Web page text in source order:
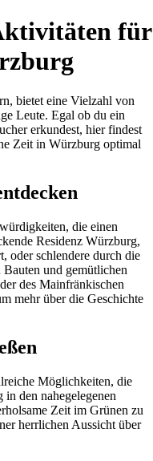
für
bietet eine Vielzahl von
Leute. Egal ob du ein
erkundest, hier findest
Zeit in Würzburg optimal
die einen
Residenz Würzburg,
oder schlendere durch die
und gemütlichen
des Mainfränkischen
mehr über die Geschichte
Möglichkeiten, die
den nahegelegenen
Zeit im Grünen zu
herrlichen Aussicht über